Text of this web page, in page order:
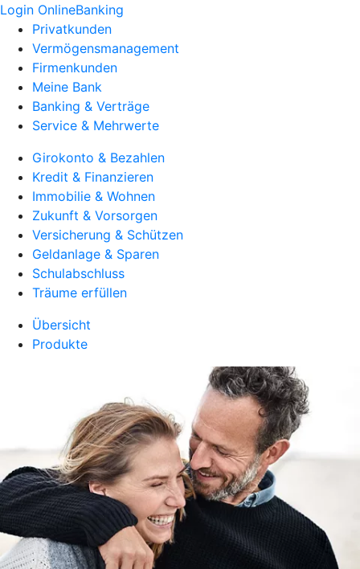
Login OnlineBanking
Privatkunden
Vermögensmanagement
Firmenkunden
Meine Bank
Banking & Verträge
Service & Mehrwerte
Girokonto & Bezahlen
Kredit & Finanzieren
Immobilie & Wohnen
Zukunft & Vorsorgen
Versicherung & Schützen
Geldanlage & Sparen
Schulabschluss
Träume erfüllen
Übersicht
Produkte